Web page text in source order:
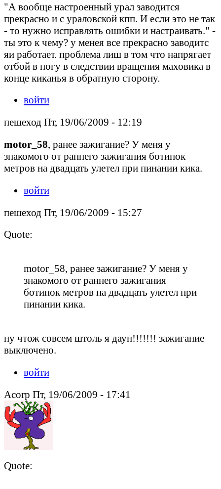
"А вообще настроенный урал заводится
прекрасно и с ураловской кпп. И если это не так
- то нужно исправлять ошибки и настраивать." -
ты это к чему? у менея все прекрасно заводитс
яи работает. проблема лиш в том что напрягает
отбой в ногу в следствии вращения маховика в
конце киканья в обратную сторону.
войти
пешеход Пт, 19/06/2009 - 12:19
motor_58, ранее зажигание? У меня у
знакомого от раннего зажигания ботинок
метров на двадцать улетел при пинании кика.
войти
пешеход Пт, 19/06/2009 - 15:27
Quote:
motor_58, ранее зажигание? У меня у
знакомого от раннего зажигания
ботинок метров на двадцать улетел при
пинании кика.
ну чтож совсем штоль я даун!!!!!!! зажигание
выключено.
войти
Acorp Пт, 19/06/2009 - 17:41
Quote: